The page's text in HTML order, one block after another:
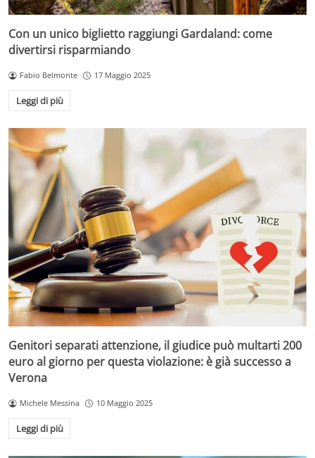
Con un unico biglietto raggiungi Gardaland: come
divertirsi risparmiando
Fabio Belmonte 17 Maggio 2025
Leggi di più
Genitori separati attenzione, il giudice può multarti 200
euro al giorno per questa violazione: è già successo a
Verona
Michele Messina 10 Maggio 2025
Leggi di più